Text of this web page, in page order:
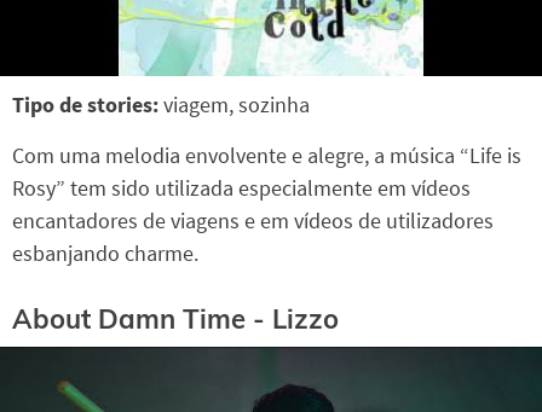
Tipo de stories:viagem, sozinha
Com uma melodia envolvente e alegre, a música “Life is
Rosy” tem sido utilizada especialmente em vídeos
encantadores de viagens e em vídeos de utilizadores
esbanjando charme.
About Damn Time - Lizzo